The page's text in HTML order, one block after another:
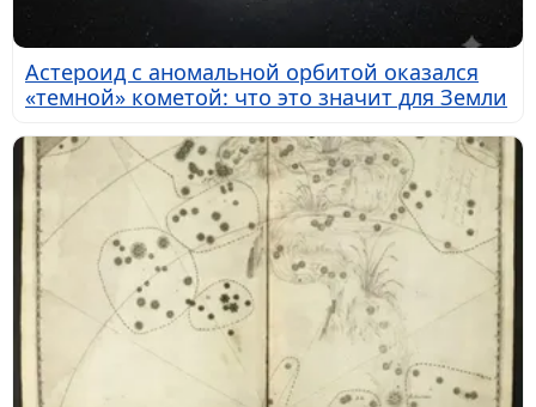
Астероид с аномальной орбитой оказался
«темной» кометой: что это значит для Земли